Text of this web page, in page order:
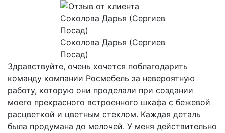
Соколова Дарья (Сергиев
Посад)
Здравствуйте, очень хочется поблагодарить
команду компании Росмебель за невероятную
работу, которую они проделали при создании
моего прекрасного встроенного шкафа с бежевой
расцветкой и цветным стеклом. Каждая деталь
была продумана до мелочей. У меня действительно